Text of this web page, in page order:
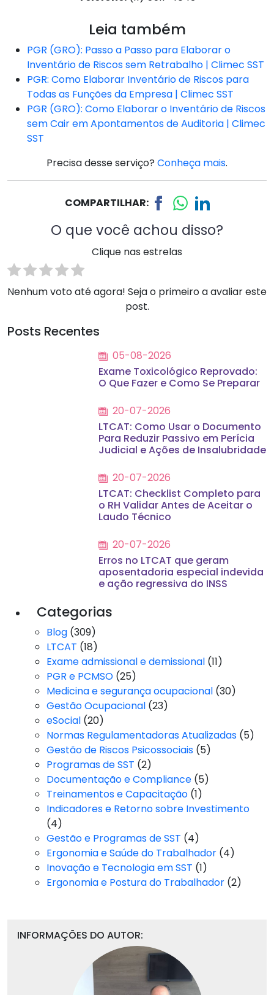
Leia também
PGR (GRO): Passo a Passo para Elaborar o
Inventário de Riscos sem Retrabalho | Climec SST
PGR: Como Elaborar Inventário de Riscos para
Todas as Funções da Empresa | Climec SST
PGR (GRO): Como Elaborar o Inventário de Riscos
sem Cair em Apontamentos de Auditoria | Climec
SST
Precisa desse serviço? Conheça mais.
COMPARTILHAR:
O que você achou disso?
Clique nas estrelas
Nenhum voto até agora! Seja o primeiro a avaliar este
post.
Posts Recentes
05-08-2026
Exame Toxicológico Reprovado:
O Que Fazer e Como Se Preparar
20-07-2026
LTCAT: Como Usar o Documento
Para Reduzir Passivo em Perícia
Judicial e Ações de Insalubridade
20-07-2026
LTCAT: Checklist Completo para
o RH Validar Antes de Aceitar o
Laudo Técnico
20-07-2026
Erros no LTCAT que geram
aposentadoria especial indevida
e ação regressiva do INSS
Categorias
Blog (309)
LTCAT (18)
Exame admissional e demissional (11)
PGR e PCMSO (25)
Medicina e segurança ocupacional (30)
Gestão Ocupacional (23)
eSocial (20)
Normas Regulamentadoras Atualizadas (5)
Gestão de Riscos Psicossociais (5)
Programas de SST (2)
Documentação e Compliance (5)
Treinamentos e Capacitação (1)
Indicadores e Retorno sobre Investimento
(4)
Gestão e Programas de SST (4)
Ergonomia e Saúde do Trabalhador (4)
Inovação e Tecnologia em SST (1)
Ergonomia e Postura do Trabalhador (2)
INFORMAÇÕES DO AUTOR: